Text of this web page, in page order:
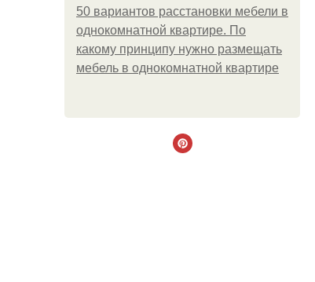
50 вариантов расстановки мебели в
однокомнатной квартире. По
какому принципу нужно размещать
мебель в однокомнатной квартире